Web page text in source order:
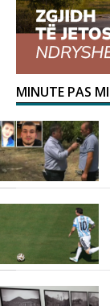
MINUTE PAS